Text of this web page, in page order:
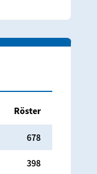
Röster
678
398